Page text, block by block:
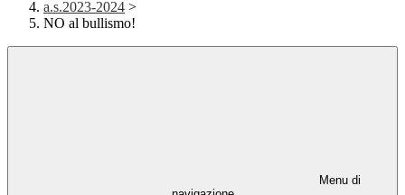
a.s.2023-2024 >
NO al bullismo!
Menu di